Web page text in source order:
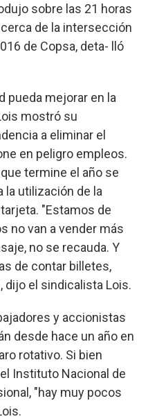
sobre las 21 horas
de la intersección
de Copsa, deta- lló
pueda mejorar en la
mostró su
a eliminar el
en peligro empleos.
termine el año se
la utilización de la
"Estamos de
no van a vender más
no se recauda. Y
de contar billetes,
dijo el sindicalista Lois.
y accionistas
desde hace un año en
rotativo. Si bien
Instituto Nacional de
"hay muy pocos